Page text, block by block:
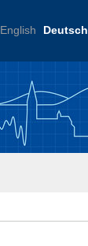
English Deutsch